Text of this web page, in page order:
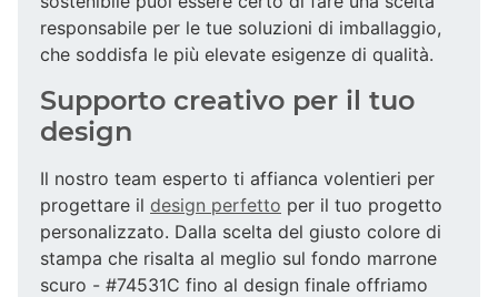
responsabile per le tue soluzioni di imballaggio,
che soddisfa le più elevate esigenze di qualità.
Supporto creativo per il tuo
design
Il nostro team esperto ti affianca volentieri per
progettare il design perfetto per il tuo progetto
personalizzato. Dalla scelta del giusto colore di
stampa che risalta al meglio sul fondo marrone
scuro - #74531C fino al design finale offriamo